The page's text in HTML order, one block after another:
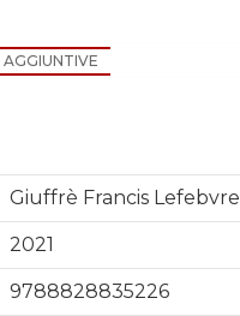
Giuffrè Francis Lefebvre
2021
9788828835226